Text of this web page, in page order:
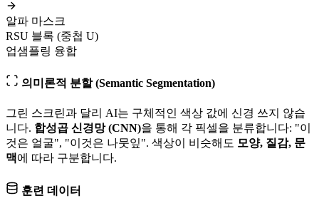
알파 마스크
RSU 블록 (중첩 U)
업샘플링 융합
의미론적 분할 (Semantic Segmentation)
그린 스크린과 달리 AI는 구체적인 색상 값에 신경 쓰지 않습
니다. 합성곱 신경망 (CNN)을 통해 각 픽셀을 분류합니다: "이
것은 얼굴", "이것은 나뭇잎". 색상이 비슷해도 모양, 질감, 문
맥에 따라 구분합니다.
훈련 데이터